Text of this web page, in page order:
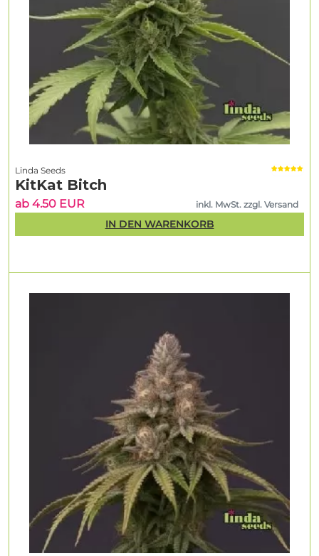
Linda Seeds
KitKat Bitch
ab 4.50 EUR inkl. MwSt. zzgl. Versand
IN DEN WARENKORB